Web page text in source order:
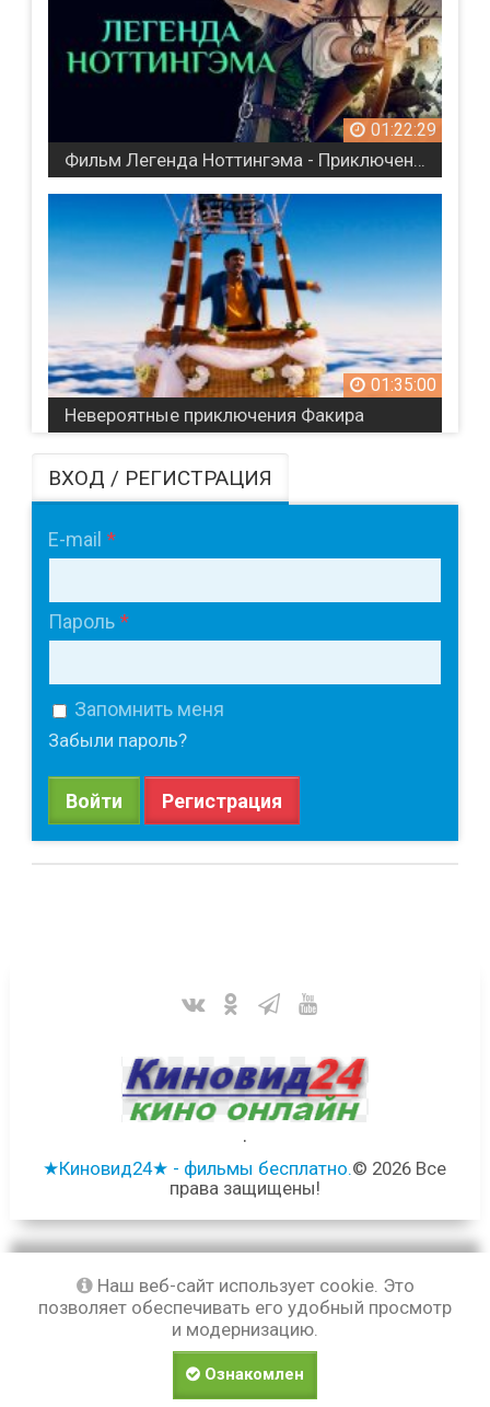
01:22:29
Фильм Легенда Ноттингэма - Приключения (2022)
01:35:00
Невероятные приключения Факира
ВХОД / РЕГИСТРАЦИЯ
E-mail
Пароль
Запомнить меня
Забыли пароль?
Войти Регистрация
.
★Киновид24★ - фильмы бесплатно.© 2026 Все
права защищены!
Наш веб-сайт использует cookie. Это
позволяет обеспечивать его удобный просмотр
и модернизацию.
Ознакомлен